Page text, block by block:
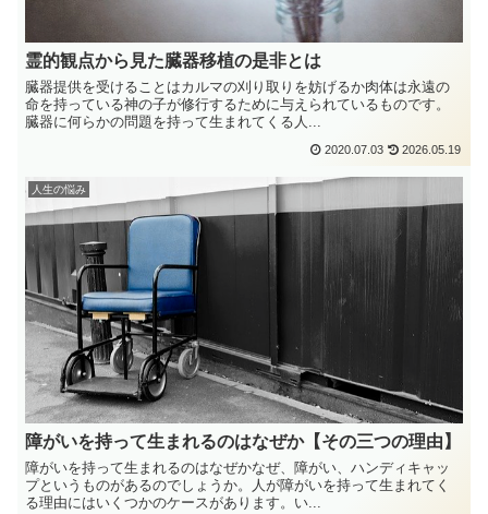
霊的観点から見た臓器移植の是非とは
臓器提供を受けることはカルマの刈り取りを妨げるか肉体は永遠の
命を持っている神の子が修行するために与えられているものです。
臓器に何らかの問題を持って生まれてくる人...
2020.07.03 2026.05.19
人生の悩み
障がいを持って生まれるのはなぜか【その三つの理由】
障がいを持って生まれるのはなぜかなぜ、障がい、ハンディキャッ
プというものがあるのでしょうか。人が障がいを持って生まれてく
る理由にはいくつかのケースがあります。い...